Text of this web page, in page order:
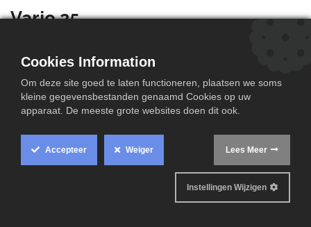
Vario 25
ionenuitwisseling voor de verwijdering van calcium- en
ontharding van het water en een vermindering van
kalkaanslag in leidingen en toestellen.
Cookies Information
Om deze site goed te laten functioneren, plaatsen we soms
kleine gegevensbestanden genaamd Cookies op uw
apparaat. De meeste grote websites doen dit ook.
Accepteer Weiger Lees Meer
Instellingen Wijzigen